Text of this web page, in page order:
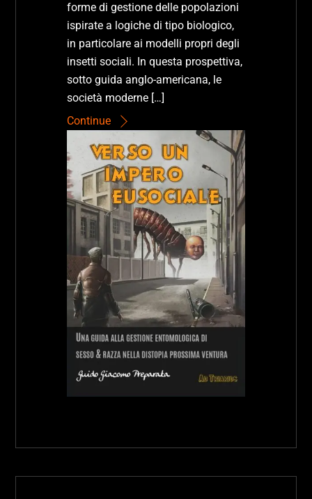
forme di gestione delle popolazioni
ispirate a logiche di tipo biologico,
in particolare ai modelli propri degli
insetti sociali. In questa prospettiva,
sotto guida anglo-americana, le
società moderne […]
Continue